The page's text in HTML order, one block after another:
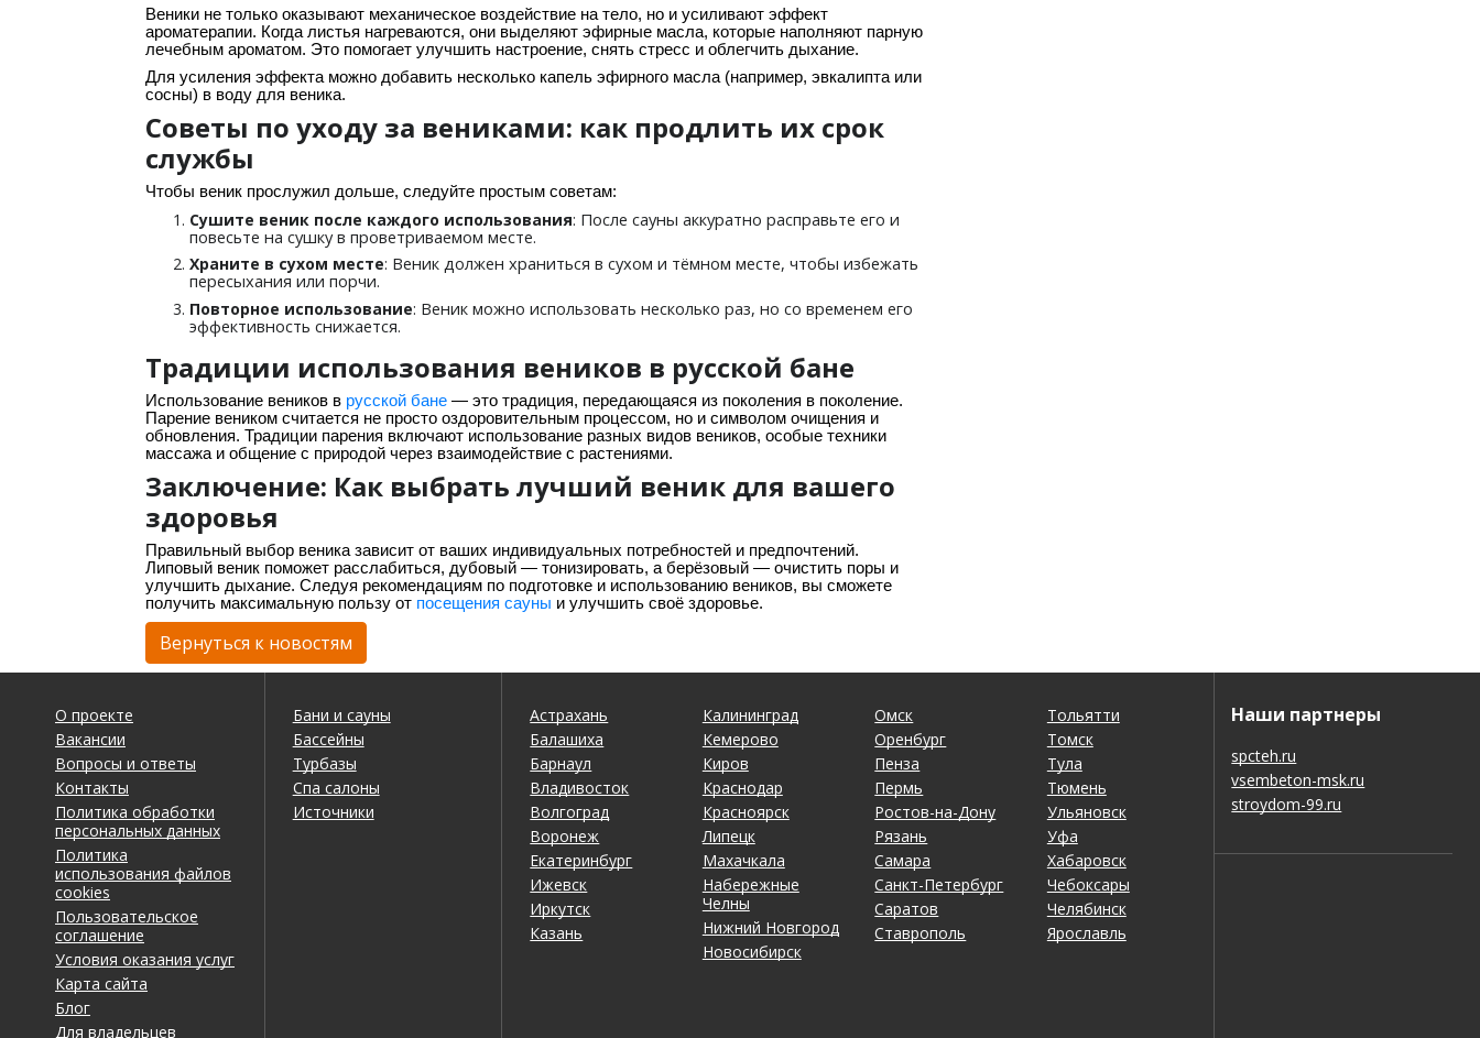
Веники не только оказывают механическое воздействие на тело, но и усиливают эффект
ароматерапии. Когда листья нагреваются, они выделяют эфирные масла, которые наполняют парную
лечебным ароматом. Это помогает улучшить настроение, снять стресс и облегчить дыхание.
Для усиления эффекта можно добавить несколько капель эфирного масла (например, эвкалипта или
сосны) в воду для веника.
Советы по уходу за вениками: как продлить их срок
службы
Чтобы веник прослужил дольше, следуйте простым советам:
Сушите веник после каждого использования: После сауны аккуратно расправьте его и
повесьте на сушку в проветриваемом месте.
Храните в сухом месте: Веник должен храниться в сухом и тёмном месте, чтобы избежать
пересыхания или порчи.
Повторное использование: Веник можно использовать несколько раз, но со временем его
эффективность снижается.
Традиции использования веников в русской бане
Использование веников в русской бане — это традиция, передающаяся из поколения в поколение.
Парение веником считается не просто оздоровительным процессом, но и символом очищения и
обновления. Традиции парения включают использование разных видов веников, особые техники
массажа и общение с природой через взаимодействие с растениями.
Заключение: Как выбрать лучший веник для вашего
здоровья
Правильный выбор веника зависит от ваших индивидуальных потребностей и предпочтений.
Липовый веник поможет расслабиться, дубовый — тонизировать, а берёзовый — очистить поры и
улучшить дыхание. Следуя рекомендациям по подготовке и использованию веников, вы сможете
получить максимальную пользу от посещения сауны и улучшить своё здоровье.
Вернуться к новостям
О проекте
Вакансии
Вопросы и ответы
Контакты
Политика обработки
персональных данных
Политика
использования файлов
cookies
Пользовательское
соглашение
Условия оказания услуг
Карта сайта
Блог
Для владельцев
Бани и сауны
Бассейны
Турбазы
Спа салоны
Источники
Астрахань
Балашиха
Барнаул
Владивосток
Волгоград
Воронеж
Екатеринбург
Ижевск
Иркутск
Казань
Калининград
Кемерово
Киров
Краснодар
Красноярск
Липецк
Махачкала
Набережные
Челны
Нижний Новгород
Новосибирск
Омск
Оренбург
Пенза
Пермь
Ростов-на-Дону
Рязань
Самара
Санкт-Петербург
Саратов
Ставрополь
Тольятти
Томск
Тула
Тюмень
Ульяновск
Уфа
Хабаровск
Чебоксары
Челябинск
Ярославль
Наши партнеры
spcteh.ru
vsembeton-msk.ru
stroydom-99.ru